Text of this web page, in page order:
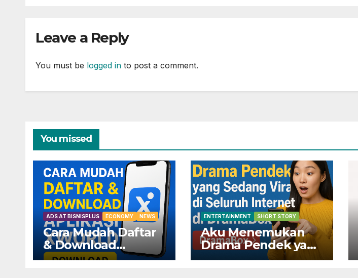
Leave a Reply
You must be logged in to post a comment.
You missed
ADS AT BISNISPLUS ECONOMY NEWS
Cara Mudah Daftar
& Download
Aplikasi XWorld —
ENTERTAINMENT SHORT STORY
Aku Menemukan
Drama Pendek yang
Sedang Viral di